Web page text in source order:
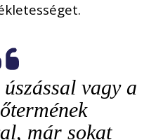
vagy a
már sokat